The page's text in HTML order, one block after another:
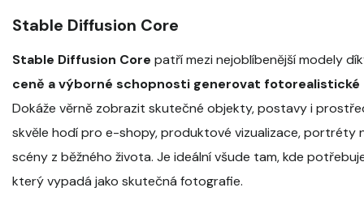
Stable Diffusion Core
Stable Diffusion Core patří mezi nejoblíbenější modely
ceně a výborné schopnosti generovat fotorealistické
Dokáže věrně zobrazit skutečné objekty, postavy i
skvěle hodí pro e-shopy, produktové vizualizace, portréty
scény z běžného života. Je ideální všude tam, kde
který vypadá jako skutečná fotografie.